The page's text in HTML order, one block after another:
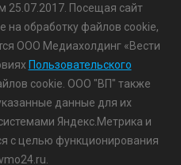
25.07.2017. Посещая сайт
на обработку файлов cookie,
ООО Медиахолдинг «Вести
Пользовательского
cookie. ООО "ВП" также
данные для их
Яндекс.Метрика и
с целью функционирования